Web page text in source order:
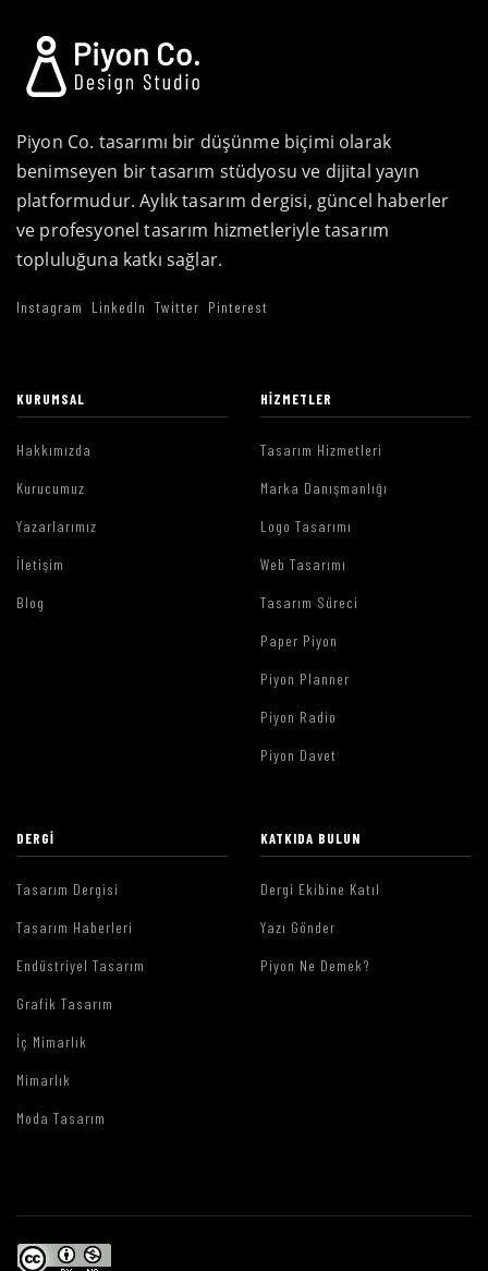
Piyon Co. tasarımı bir düşünme biçimi olarak
benimseyen bir tasarım stüdyosu ve dijital yayın
platformudur. Aylık tasarım dergisi, güncel haberler
ve profesyonel tasarım hizmetleriyle tasarım
topluluğuna katkı sağlar.
Instagram LinkedIn Twitter Pinterest
KURUMSAL
Hakkımızda
Kurucumuz
Yazarlarımız
İletişim
Blog
HIZMETLER
Tasarım Hizmetleri
Marka Danışmanlığı
Logo Tasarımı
Web Tasarımı
Tasarım Süreci
Paper Piyon
Piyon Planner
Piyon Radio
Piyon Davet
DERGI
Tasarım Dergisi
Tasarım Haberleri
Endüstriyel Tasarım
Grafik Tasarım
İç Mimarlık
Mimarlık
Moda Tasarım
KATKIDA BULUN
Dergi Ekibine Katıl
Yazı Gönder
Piyon Ne Demek?